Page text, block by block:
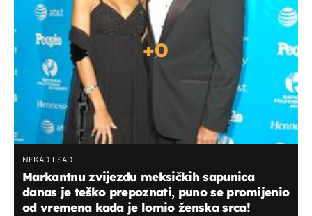
+0
NEKAD I SAD
Markantnu zvijezdu meksičkih sapunica
danas je teško prepoznati, puno se promijenio
od vremena kada je lomio ženska srca!